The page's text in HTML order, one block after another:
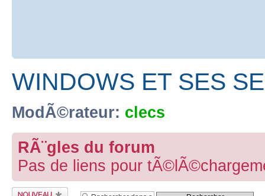
WINDOWS ET SES
ModÃ©rateur: clecs
RÃ¨gles du forum
Pas de liens pour
Publier un nouveau